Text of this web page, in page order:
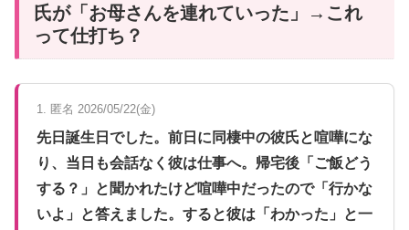
氏が「お母さんを連れていった」→これ
って仕打ち？
1. 匿名 2026/05/22(金)
先日誕生日でした。前日に同棲中の彼氏と喧嘩にな
り、当日も会話なく彼は仕事へ。帰宅後「ご飯どう
する？」と聞かれたけど喧嘩中だったので「行かな
いよ」と答えました。すると彼は「わかった」と一